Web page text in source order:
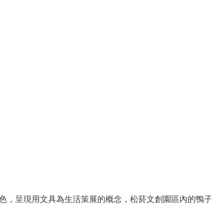
呈現用文具為生活策展的概念，松菸文創園區內的鴨